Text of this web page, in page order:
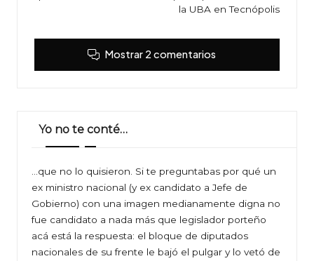
entradas
la UBA en Tecnópolis
Mostrar 2 comentarios
Yo no te conté…
…que no lo quisieron. Si te preguntabas por qué un
ex ministro nacional (y ex candidato a Jefe de
Gobierno) con una imagen medianamente digna no
fue candidato a nada más que legislador porteño
acá está la respuesta: el bloque de diputados
nacionales de su frente le bajó el pulgar y lo vetó de